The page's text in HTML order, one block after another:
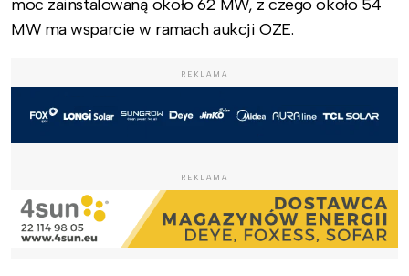
moc zainstalowaną około 62 MW, z czego około 54
MW ma wsparcie w ramach aukcji OZE.
REKLAMA
REKLAMA